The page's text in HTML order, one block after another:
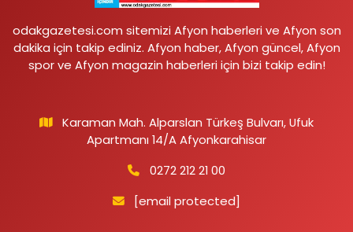
odakgazetesi.com sitemizi Afyon haberleri ve Afyon son
dakika için takip ediniz. Afyon haber, Afyon güncel, Afyon
spor ve Afyon magazin haberleri için bizi takip edin!
Karaman Mah. Alparslan Türkeş Bulvarı, Ufuk
Apartmanı 14/A Afyonkarahisar
0272 212 21 00
[email protected]